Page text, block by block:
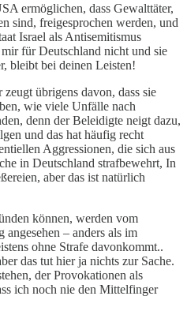
ermöglichen, dass Gewalttäter,
sind, freigesprochen werden, und
Israel als Antisemitismus
für Deutschland nicht und sie
bleibt bei deinen Leisten!
übrigens davon, dass sie
wie viele Unfälle nach
denn der Beleidigte neigt dazu,
und das hat häufig recht
Aggressionen, die sich aus
in Deutschland strafbewehrt, In
aber das ist natürlich
können, werden vom
angesehen – anders als im
ohne Strafe davonkommt..
das tut hier ja nichts zur Sache.
der Provokationen als
ich noch nie den Mittelfinger